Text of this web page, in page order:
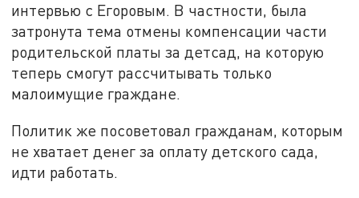
интервью с Егоровым. В частности, была
затронута тема отмены компенсации части
родительской платы за детсад, на которую
теперь смогут рассчитывать только
малоимущие граждане.
Политик же посоветовал гражданам, которым
не хватает денег за оплату детского сада,
идти работать.